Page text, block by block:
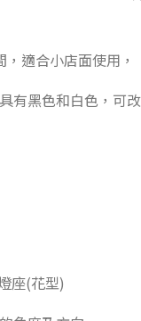
適合小店面使用，
有黑色和白色，可改
座(花型)